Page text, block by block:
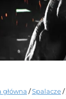
główna /Spalacze/